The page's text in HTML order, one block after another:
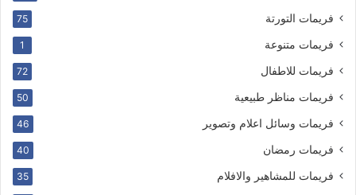
فريمات التورتة 75
فريمات متنوعة 1
فريمات للاطفال 72
فريمات مناظر طبيعية 50
فريمات وسائل اعلام وتصوير 46
فريمات رمضان 40
فريمات للمشاهير والافلام 35